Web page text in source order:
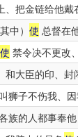
把金链给他戴
中） 使 总督在
使 禁令决不更改
大臣的印、封
狮子不伤我、
族的人都事奉